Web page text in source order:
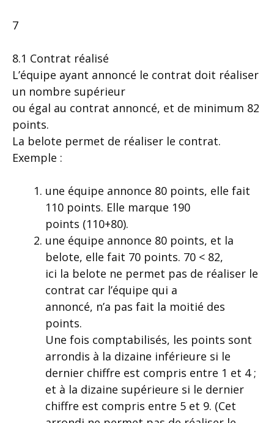
7
8.1 Contrat réalisé
L’équipe ayant annoncé le contrat doit réaliser
un nombre supérieur
ou égal au contrat annoncé, et de minimum 82
points.
La belote permet de réaliser le contrat.
Exemple :
une équipe annonce 80 points, elle fait
110 points. Elle marque 190
points (110+80).
une équipe annonce 80 points, et la
belote, elle fait 70 points. 70 < 82,
ici la belote ne permet pas de réaliser le
contrat car l’équipe qui a
annoncé, n’a pas fait la moitié des
points.
Une fois comptabilisés, les points sont
arrondis à la dizaine inférieure si le
dernier chiffre est compris entre 1 et 4 ;
et à la dizaine supérieure si le dernier
chiffre est compris entre 5 et 9. (Cet